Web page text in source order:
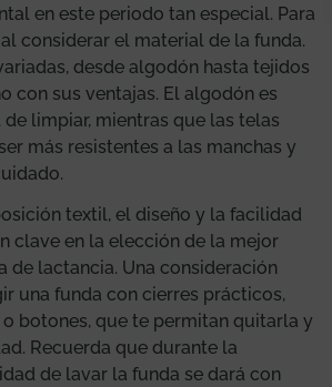
en este periodo tan especial. Para
considerar el material de la funda.
desde algodón hasta tejidos
con sus ventajas. El algodón es
limpiar, mientras que las telas
más resistentes a las manchas y
textil, el diseño y la facilidad
clave en la elección de la mejor
de lactancia. Una consideración
una funda con cierres prácticos,
botones, que te permitan quitarla y
Recuerda que durante la
de lavar la funda se dará con